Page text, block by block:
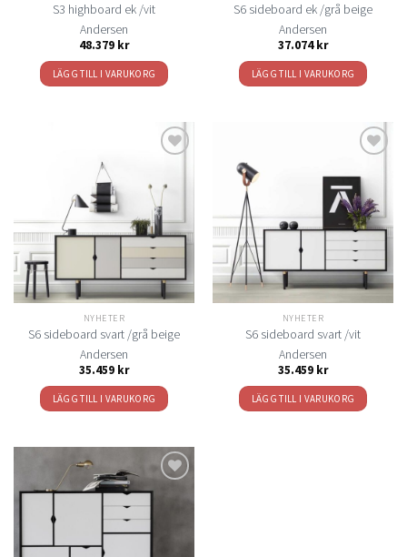
S3 highboard ek /vit
Andersen
48.379 kr
LÄGG TILL I VARUKORG
S6 sideboard ek /grå beige
Andersen
37.074kr
LÄGG TILL I VARUKORG
Lägg
till i
önskelistan
NYHETER
S6 sideboard svart /grå beige
Andersen
35.459 kr
LÄGG TILL I VARUKORG
Lägg
till i
önskelistan
NYHETER
S6 sideboard svart /vit
Andersen
35.459 kr
LÄGG TILL I VARUKORG
önskelistan